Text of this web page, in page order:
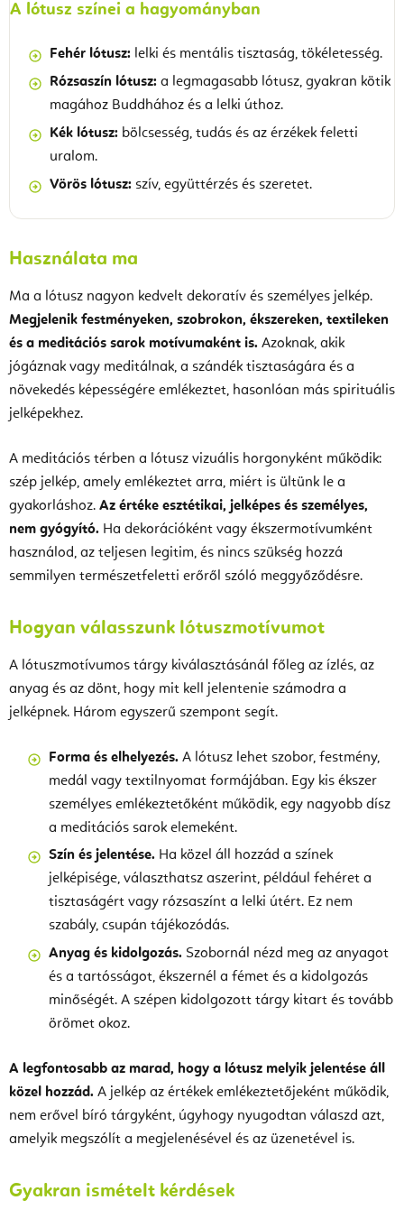
A lótusz színei a hagyományban
Fehér lótusz: lelki és mentális tisztaság, tökéletesség.
Rózsaszín lótusz: a legmagasabb lótusz, gyakran kötik
magához Buddhához és a lelki úthoz.
Kék lótusz: bölcsesség, tudás és az érzékek feletti
uralom.
Vörös lótusz: szív, együttérzés és szeretet.
Használata ma
Ma a lótusz nagyon kedvelt dekoratív és személyes jelkép.
Megjelenik festményeken, szobrokon, ékszereken, textileken
és a meditációs sarok motívumaként is. Azoknak, akik
jógáznak vagy meditálnak, a szándék tisztaságára és a
növekedés képességére emlékeztet, hasonlóan más spirituális
jelképekhez.
A meditációs térben a lótusz vizuális horgonyként működik:
szép jelkép, amely emlékeztet arra, miért is ültünk le a
gyakorláshoz. Az értéke esztétikai, jelképes és személyes,
nem gyógyító. Ha dekorációként vagy ékszermotívumként
használod, az teljesen legitim, és nincs szükség hozzá
semmilyen természetfeletti erőről szóló meggyőződésre.
Hogyan válasszunk lótuszmotívumot
A lótuszmotívumos tárgy kiválasztásánál főleg az ízlés, az
anyag és az dönt, hogy mit kell jelentenie számodra a
jelképnek. Három egyszerű szempont segít.
Forma és elhelyezés. A lótusz lehet szobor, festmény,
medál vagy textilnyomat formájában. Egy kis ékszer
személyes emlékeztetőként működik, egy nagyobb dísz
a meditációs sarok elemeként.
Szín és jelentése. Ha közel áll hozzád a színek
jelképisége, választhatsz aszerint, például fehéret a
tisztaságért vagy rózsaszínt a lelki útért. Ez nem
szabály, csupán tájékozódás.
Anyag és kidolgozás. Szobornál nézd meg az anyagot
és a tartósságot, ékszernél a fémet és a kidolgozás
minőségét. A szépen kidolgozott tárgy kitart és tovább
örömet okoz.
A legfontosabb az marad, hogy a lótusz melyik jelentése áll
közel hozzád. A jelkép az értékek emlékeztetőjeként működik,
nem erővel bíró tárgyként, úgyhogy nyugodtan válaszd azt,
amelyik megszólít a megjelenésével és az üzenetével is.
Gyakran ismételt kérdések